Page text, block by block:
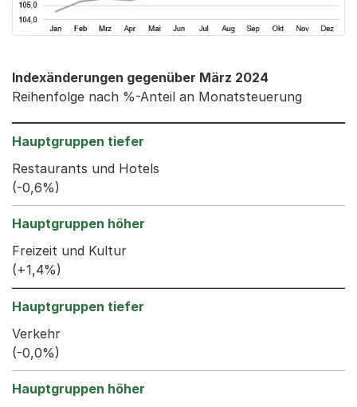
Indexänderungen gegenüber März 2024
Reihenfolge nach %-Anteil an Monatsteuerung
Restaurants und Hotels
(-0,6%)
Freizeit und Kultur
(+1,4%)
Verkehr
(-0,0%)